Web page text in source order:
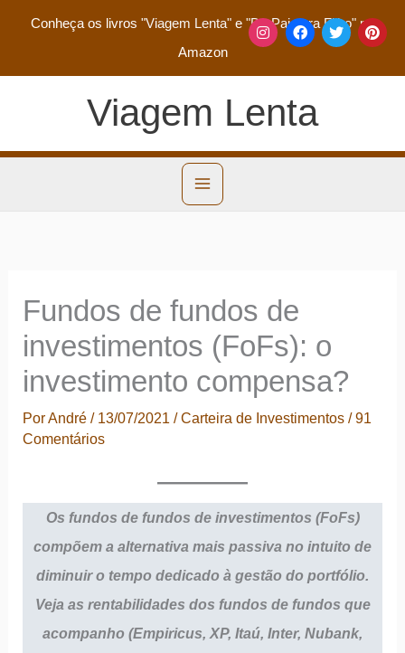
Conheça os livros "Viagem Lenta" e "De Pai para Filho"na
Amazon
Viagem Lenta
Fundos de fundos de
investimentos (FoFs): o
investimento compensa?
PorAndré/ 13/07/2021/Carteira de Investimentos /91
Comentários
Os fundos de fundos de investimentos (FoFs)
compõem a alternativa mais passiva no intuito de
diminuir o tempo dedicado à gestão do portfólio.
Veja as rentabilidades dos fundos de fundos que
acompanho (Empiricus, XP, Itaú, Inter, Nubank,